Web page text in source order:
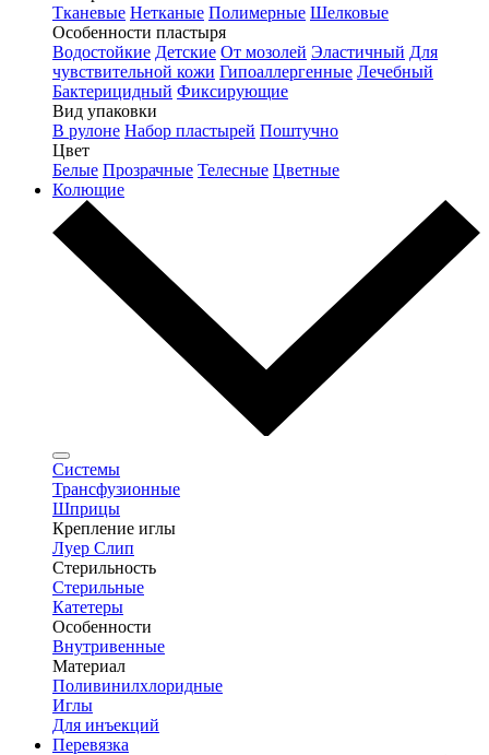
Тканевые Нетканые Полимерные Шелковые
Особенности пластыря
Водостойкие Детские От мозолей Эластичный Для
чувствительной кожи Гипоаллергенные Лечебный
Бактерицидный Фиксирующие
Вид упаковки
В рулоне Набор пластырей Поштучно
Цвет
Белые Прозрачные Телесные Цветные
Колющие
Системы
Трансфузионные
Шприцы
Крепление иглы
Луер Слип
Стерильность
Стерильные
Катетеры
Особенности
Внутривенные
Материал
Поливинилхлоридные
Иглы
Для инъекций
Перевязка